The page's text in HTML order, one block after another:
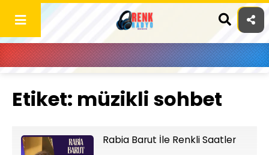
content
Etiket: müzikli sohbet
Rabia Barut İle Renkli Saatler